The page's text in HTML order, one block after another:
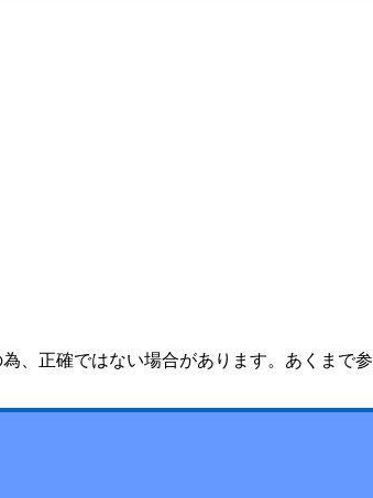
、正確ではない場合があります。あくまで